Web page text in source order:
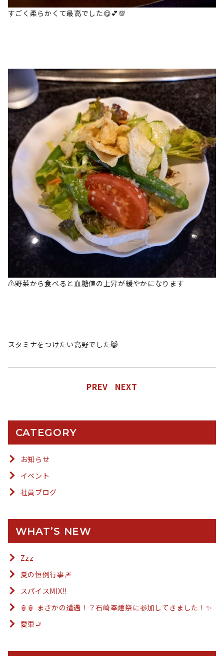
すごく柔らかくて最高でした😋💕💯
⚠️野菜から食べると血糖値の上昇が緩やかになります
スタミナをつけたい高野でした😸
PREV NEXT
CATEGORY
お知らせ
イベント
社員ブログ
WHAT’S NEW
Zzz
夏の恒例行事🎆
スパイスMIX!!
🏮🏮 まさかの遭遇！？石崎奉燈祭に参加してきました！✨
愛車🚬